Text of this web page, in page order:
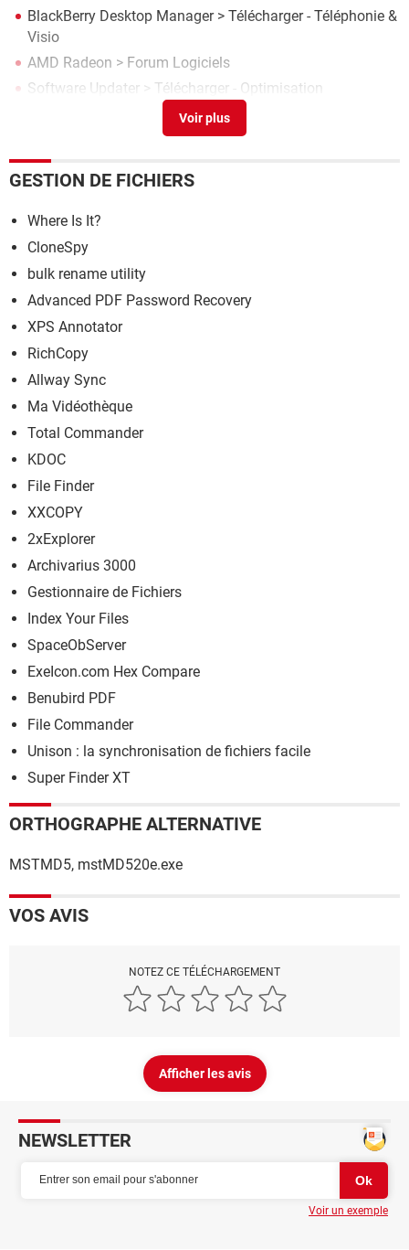
BlackBerry Desktop Manager> Télécharger - Téléphonie &
Visio
AMD Radeon > Forum Logiciels
Software Updater > Télécharger - Optimisation
>Forum Pilotes (drivers)
GESTION DE FICHIERS
Where Is It?
CloneSpy
bulk rename utility
Advanced PDF Password Recovery
XPS Annotator
RichCopy
Allway Sync
Ma Vidéothèque
Total Commander
KDOC
File Finder
XXCOPY
2xExplorer
Archivarius 3000
Gestionnaire de Fichiers
Index Your Files
SpaceObServer
ExeIcon.com Hex Compare
Benubird PDF
File Commander
Unison : la synchronisation de fichiers facile
Super Finder XT
ORTHOGRAPHE ALTERNATIVE
MSTMD5, mstMD520e.exe
VOS AVIS
NOTEZ CE TÉLÉCHARGEMENT
Afficher les avis
NEWSLETTER
Voir un exemple